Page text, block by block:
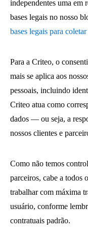
independentes uma em
bases legais no nosso
bases legais para
Para a Criteo, o
mais se aplica aos
pessoais, incluindo
Criteo atua como
dados — ou seja, a
nossos clientes e
Como não temos
parceiros, cabe a todos
trabalhar com máxima
usuário, conforme
contratuais padrão.